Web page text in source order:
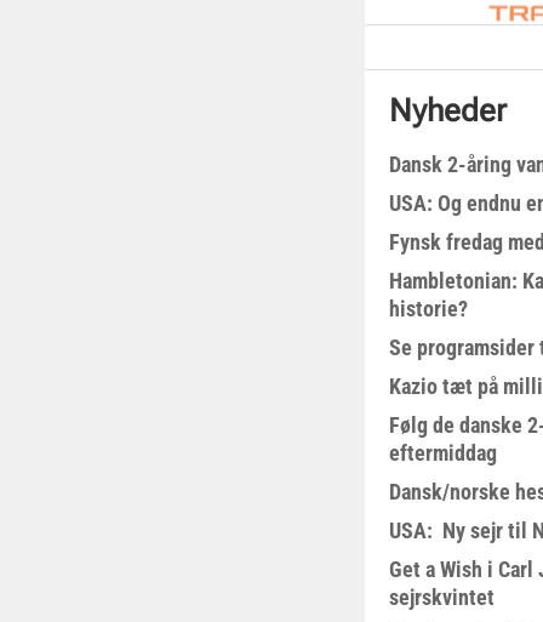
Nyheder
Dansk 2-åring
USA: Og endnu
Fynsk fredag
Hambletonian:
historie?
Se
Kazio tæt på
Følg de danske
eftermiddag
Dansk/norske
USA: Ny sejr til
Get a Wish i Carl
sejrskvintet